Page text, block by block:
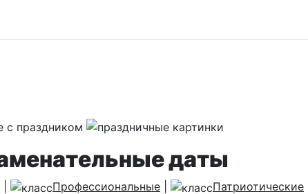
даты
Профессиональные Патриотические